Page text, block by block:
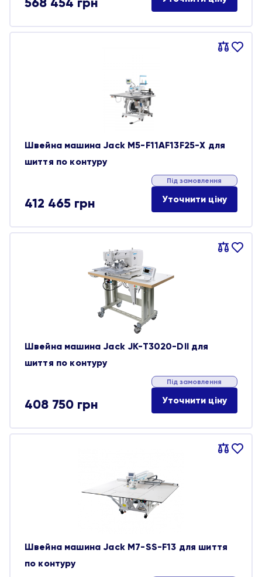
Порівняти
В
Швейна машина Jack M5-F11AF13F25-X для
шиття по контуру
412 465 грн
Під замовлення
Уточнити ціну
Порівняти
В
Швейна машина Jack JK-T3020-DII для
шиття по контуру
408 750 грн
Під замовлення
Уточнити ціну
Порівняти
В
Швейна машина Jack M7-SS-F13 для шиття
по контуру